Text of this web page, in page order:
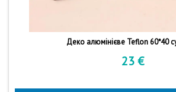
Деко алюмінієве Teflon 60*40
23€